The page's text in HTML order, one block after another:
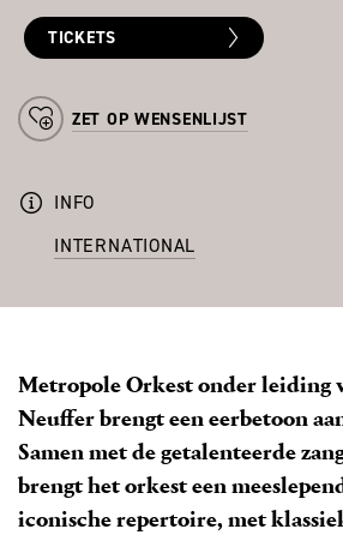
Metropole Orkest onder leiding
Neuffer brengt een eerbetoon
Samen met de getalenteerde
brengt het orkest een
iconische repertoire, met
TICKETS
ZET OP WENSENLIJST
INFO
INTERNATIONAL